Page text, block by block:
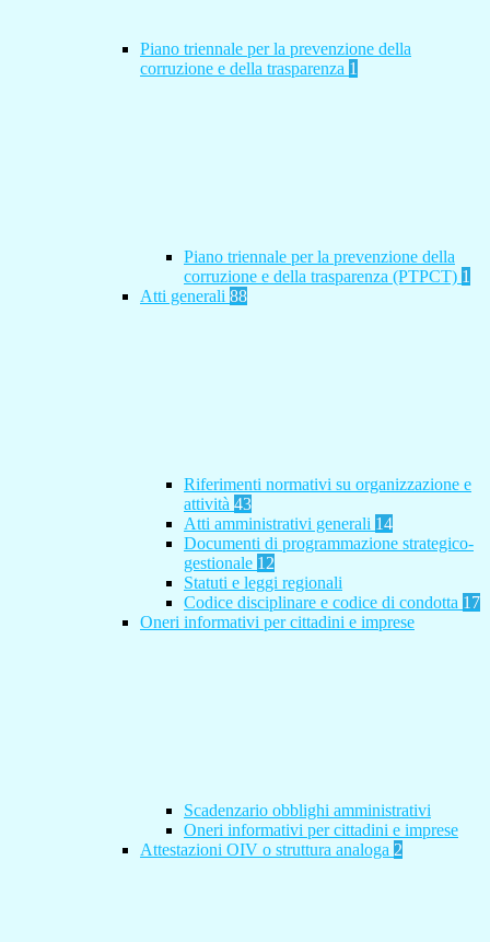
Piano triennale per la prevenzione della
corruzione e della trasparenza 1
Piano triennale per la prevenzione della
corruzione e della trasparenza (PTPCT) 1
Atti generali 88
Riferimenti normativi su organizzazione e
attività 43
Atti amministrativi generali 14
Documenti di programmazione strategico-
gestionale 12
Statuti e leggi regionali
Codice disciplinare e codice di condotta 17
Oneri informativi per cittadini e imprese
Scadenzario obblighi amministrativi
Oneri informativi per cittadini e imprese
Attestazioni OIV o struttura analoga 2